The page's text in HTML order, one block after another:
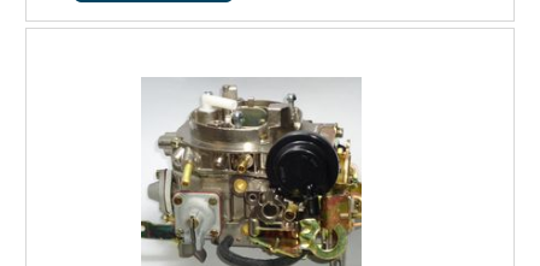
processos é obtido calor at....